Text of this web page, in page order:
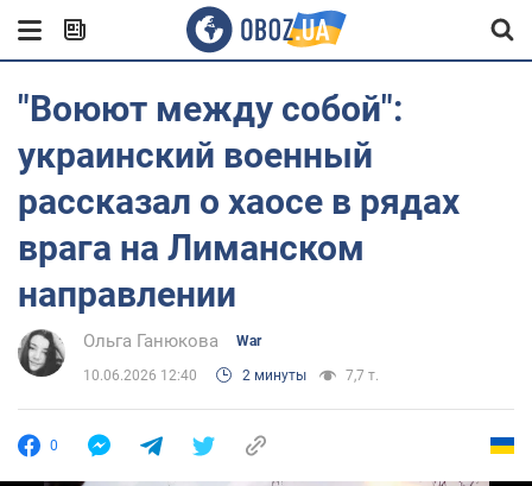
"Воюют между собой":
украинский военный
рассказал о хаосе в рядах
врага на Лиманском
направлении
Ольга Ганюкова War
10.06.2026 12:40 2 минуты 7,7 т.
0